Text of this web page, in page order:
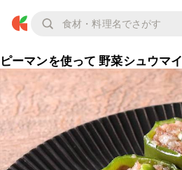
ピーマンを使って 野菜シュウマイ